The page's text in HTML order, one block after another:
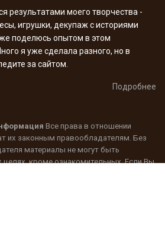
результатами моего творчества -
игрушки, декупаж с историями
поделюсь опытом в этом
я уже сделала разного, но в
за сайтом.
Подробнее
Все права в отношении
их законным правообладателям. Без
материалы не могут быть
целях, кроме ознакомительных. Если Вы